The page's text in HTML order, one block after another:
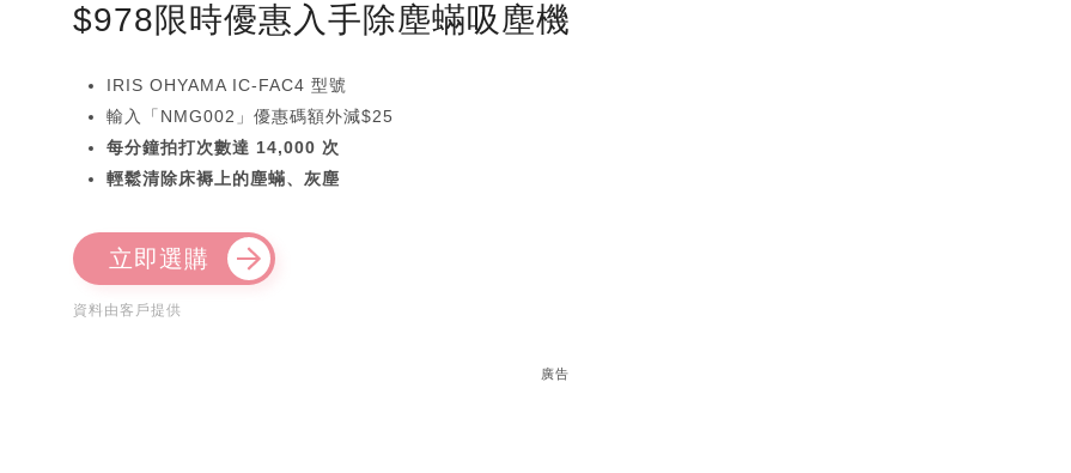
$978限時優惠入手除塵蟎吸塵機
IRIS OHYAMA IC-FAC4 型號
輸入「NMG002」優惠碼額外減$25
每分鐘拍打次數達 14,000 次
輕鬆清除床褥上的塵蟎、灰塵
立即選購
資料由客戶提供
廣告